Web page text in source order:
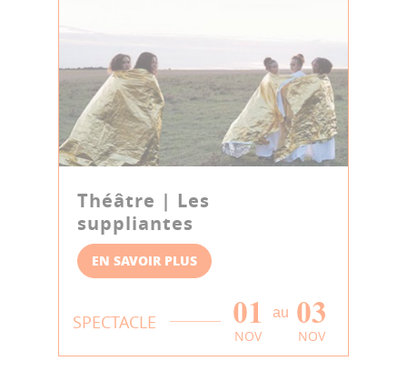
Théâtre | Les
suppliantes
EN SAVOIR PLUS
SPECTACLE 01
NOV
au 03
NOV